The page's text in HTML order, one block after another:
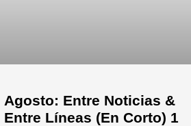
Agosto: Entre Noticias &
Entre Líneas (En Corto) 1